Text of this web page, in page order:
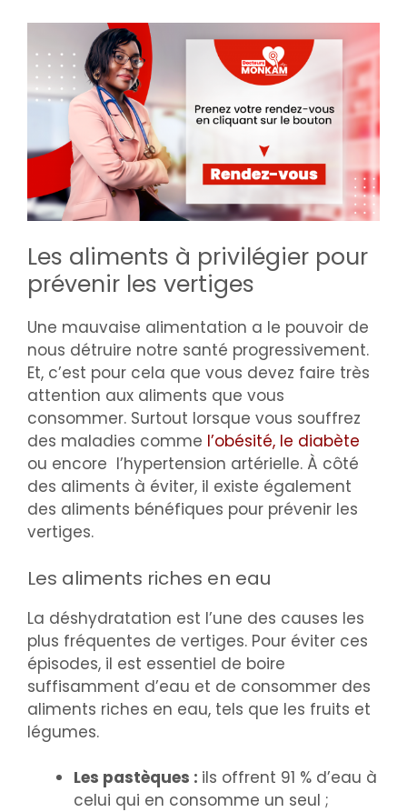
Les aliments à privilégier pour
prévenir les vertiges
Une mauvaise alimentation a le pouvoir de
nous détruire notre santé progressivement.
Et, c’est pour cela que vous devez faire très
attention aux aliments que vous
consommer. Surtout lorsque vous souffrez
des maladies comme l’obésité, le diabète
ou encore l’hypertension artérielle. À côté
des aliments à éviter, il existe également
des aliments bénéfiques pour prévenir les
vertiges.
Les aliments riches en eau
La déshydratation est l’une des causes les
plus fréquentes de vertiges. Pour éviter ces
épisodes, il est essentiel de boire
suffisamment d’eau et de consommer des
aliments riches en eau, tels que les fruits et
légumes.
Les pastèques : ils offrent 91 % d’eau à
celui qui en consomme un seul ;